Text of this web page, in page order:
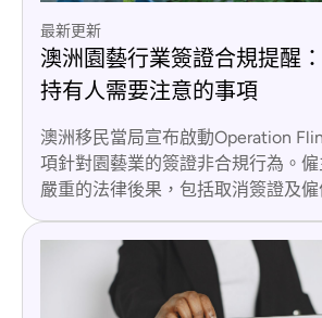
最新更新
澳洲園藝行業簽證合規提醒
持有人需要注意的事項
澳洲移民當局宣布啟動Operation
項針對園藝業的簽證非合規行為。
嚴重的法律後果，包括取消簽證及僱